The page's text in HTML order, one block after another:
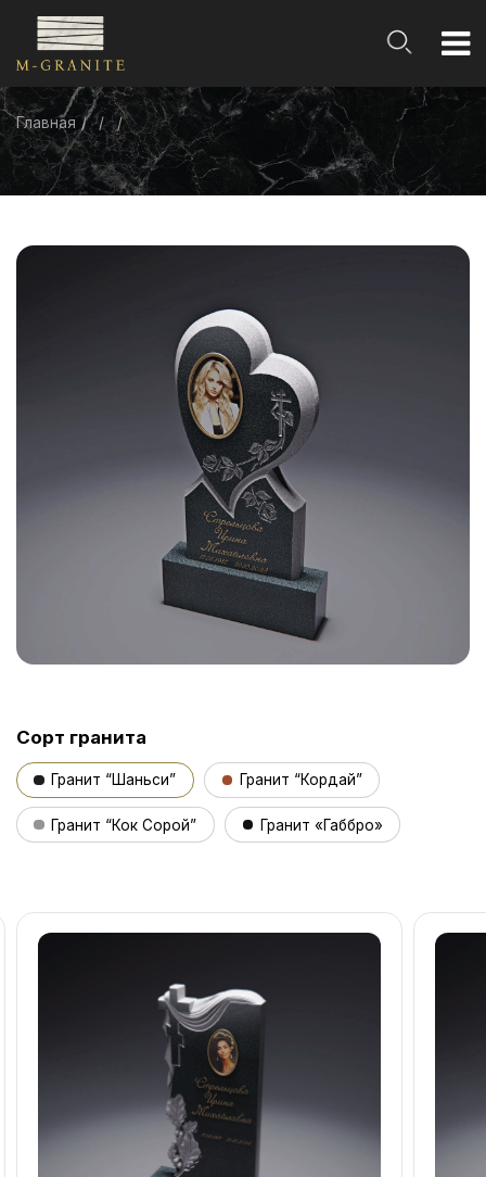
Главная
Сорт гранита
Гранит “Шаньси” Гранит “Кордай”
Гранит “Кок Сорой” Гранит «Габбро»